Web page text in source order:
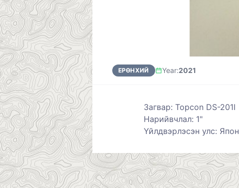
ЕРӨНХИЙ Year:2021
Загвар: Topcon DS-201I
Нарийвчлал: 1"
Үйлдвэрлэсэн улс: Япон